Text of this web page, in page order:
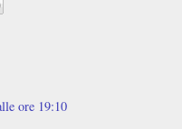
ore 19:10